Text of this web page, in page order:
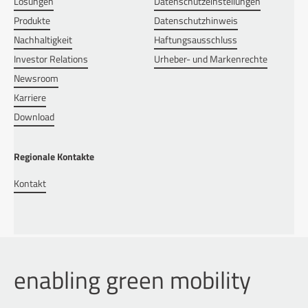
Produkte
Nachhaltigkeit
Investor Relations
Newsroom
Karriere
Download
Datenschutzhinweis
Haftungsausschluss
Urheber- und Markenrechte
Regionale Kontakte
Kontakt
enabling green mobility